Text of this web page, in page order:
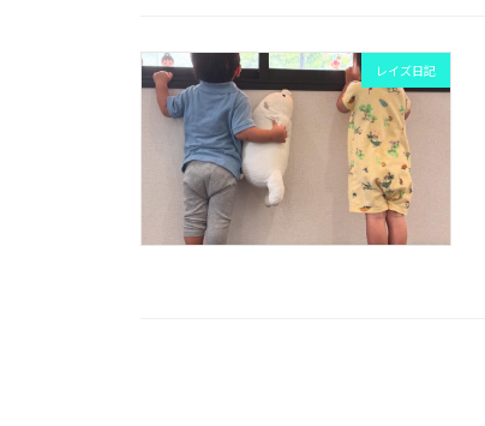
レイズ日記